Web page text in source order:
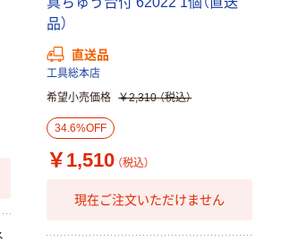
品）
直送品
工具総本店
希望小売価格 ￥2,310 （税込）
34.6%OFF
￥1,510 （税込）
現在ご注文いただけません